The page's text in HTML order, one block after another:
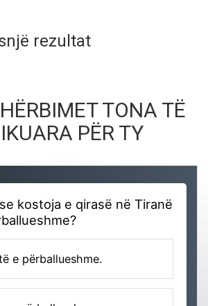
rezultat
TONA TË
PËR TY